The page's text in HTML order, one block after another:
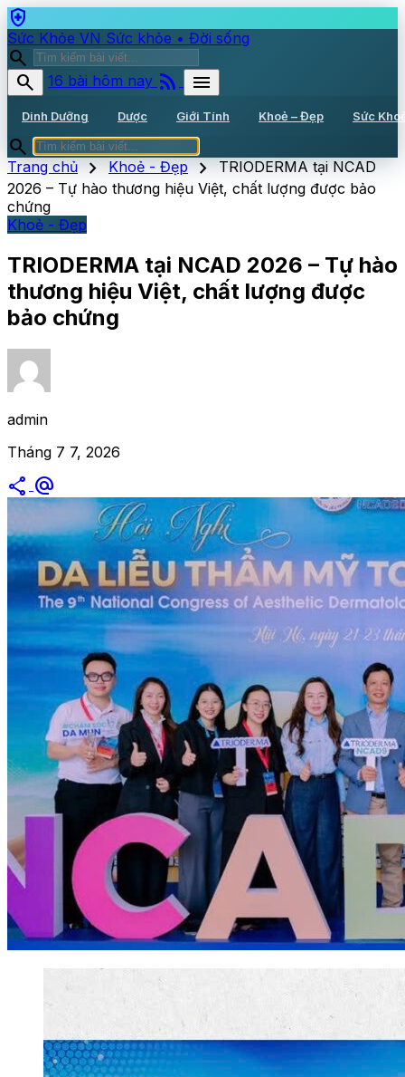
health_and_safety
Sức Khỏe VN Sức khỏe • Đời sống
search
search
16 bài hôm nay rss_feed menu
Dinh Dưỡng Dược Giới Tính Khoẻ – Đẹp Sức
search
Trang chủ chevron_right Khoẻ - Đẹp chevron_right TRIODERMA tại NCAD
2026 – Tự hào thương hiệu Việt, chất lượng được bảo
chứng
Khoẻ - Đẹp
TRIODERMA tại NCAD 2026 – Tự hào
thương hiệu Việt, chất lượng được
bảo chứng
admin
Tháng 7 7, 2026
share alternate_email